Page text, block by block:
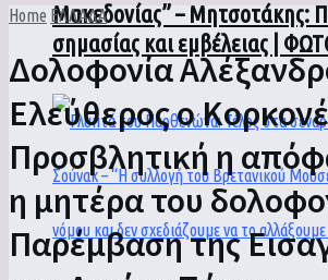
Μακεδονίας” – Μητσοτάκης:
σημασίας και εμβέλειας |
Home ΕΛΛΑΔΑ
Δολοφονία
Ελεύθερος ο
Προσβλητική η
η μητέρα του
Παρέμβαση της